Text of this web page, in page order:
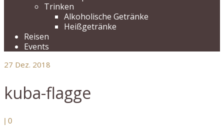
Trinken
Alkoholische Getränke
Heißgetränke
Reisen
Events
27 Dez. 2018
kuba-flagge
| 0